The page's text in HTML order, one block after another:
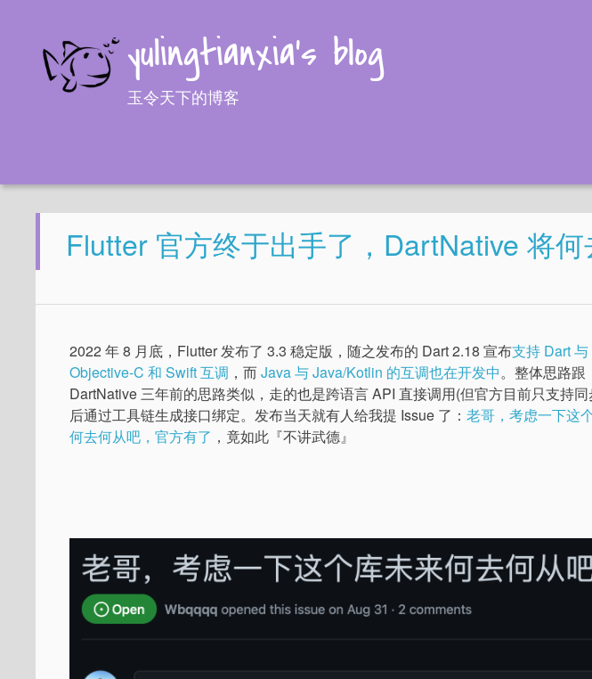
yulingtianxia's blog
玉令天下的博客
Flutter 官方终于出手了，DartNative 将
2022 年 8 月底，Flutter 发布了 3.3 稳定版，随之发布的 Dart 2.18 宣布支持 Dart 与
Objective-C 和 Swift 互调 ，而Java 与 Java/Kotlin 的互调也在开发中。整体思路跟
DartNative 三年前的思路类似，走的也是跨语言 API 直接调用(但官方目前只支持同
后通过工具链生成接口绑定。发布当天就有人给我提 Issue 了：老哥，考虑一下这
何去何从吧，官方有了 ，竟如此『不讲武德』